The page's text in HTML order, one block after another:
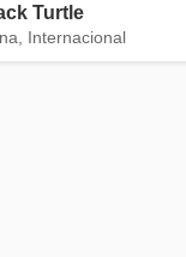
Turtle
Internacional